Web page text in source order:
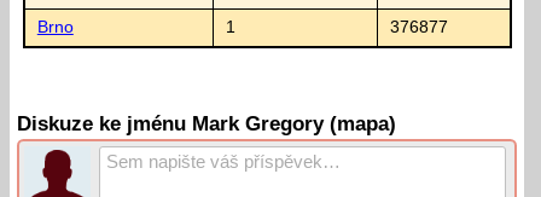
Brno 1 376877
Diskuze ke jménu Mark Gregory (mapa)